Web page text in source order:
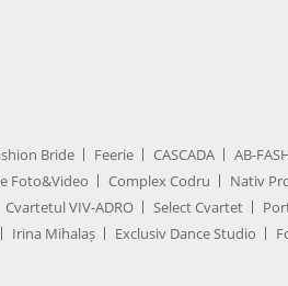
Bride Feerie CASCADA AB-
Foto&Video Complex Codru Nativ
Cvartetul VIV-ADRO Select Cvartet
Irina Mihalaș Exclusiv Dance Studio